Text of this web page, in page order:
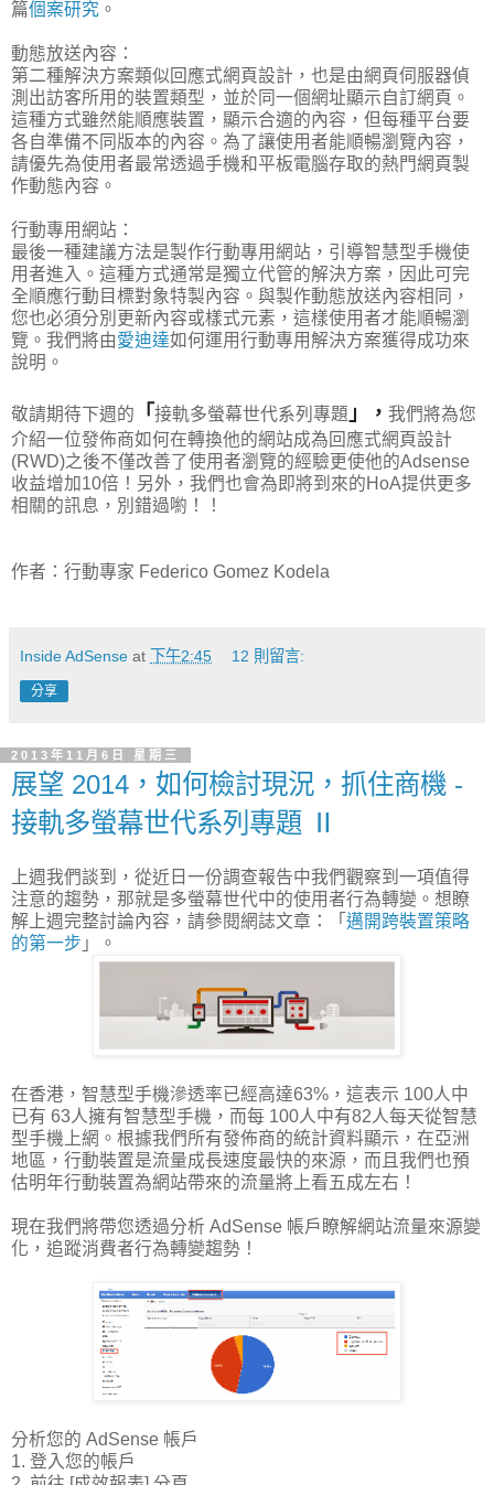
篇個案研究 。
動態放送內容：
第二種解決方案類似回應式網頁設計，也是由網頁伺服器偵
測出訪客所用的裝置類型，並於同一個網址顯示自訂網頁。
這種方式雖然能順應裝置，顯示合適的內容，但每種平台要
各自準備不同版本的內容。為了讓使用者能順暢瀏覽內容，
請優先為使用者最常透過手機和平板電腦存取的熱門網頁製
作動態內容。
行動專用網站：
最後一種建議方法是製作行動專用網站，引導智慧型手機使
用者進入。這種方式通常是獨立代管的解決方案，因此可完
全順應行動目標對象特製內容。與製作動態放送內容相同，
您也必須分別更新內容或樣式元素，這樣使用者才能順暢瀏
覽。我們將由愛迪達如何運用行動專用解決方案獲得成功來
說明。
敬請期待下週的 「接軌多螢幕世代系列專題 」， 我們將為您
介紹一位發佈商如何在轉換他的網站成為回應式網頁設計
(RWD)之後不僅改善了使用者瀏覽的經驗更使他的Adsense
收益增加10倍！另外，我們也會為即將到來的HoA提供更多
相關的訊息，別錯過喲！！
作者：行動專家 Federico Gomez Kodela
Inside AdSense at 下午2:45 12 則留言:
分享
2013年11月6日 星期三
展望 2014，如何檢討現況，抓住商機 -
接軌多螢幕世代系列專題 Ⅱ
上週我們談到，從近日一份調查報告中我們觀察到一項值得
注意的趨勢，那就是多螢幕世代中的使用者行為轉變。想瞭
解上週完整討論內容，請參閱網誌文章：「 邁開跨裝置策略
的第一步 」。
在香港，智慧型手機滲透率已經高達63%，這表示 100人中
已有 63人擁有智慧型手機，而每 100人中有82人每天從智慧
型手機上網。根據我們所有發佈商的統計資料顯示，在亞洲
地區，行動裝置是流量成長速度最快的來源，而且我們也預
估明年行動裝置為網站帶來的流量將上看五成左右！
現在我們將帶您透過分析 AdSense 帳戶瞭解網站流量來源變
化，追蹤消費者行為轉變趨勢！
分析您的 AdSense 帳戶
1. 登入您的帳戶